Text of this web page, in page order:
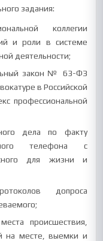
задания:
коллегии
и роли в системе
деятельности;
закон № 63-ФЗ
в Российской
профессиональной
дела по факту
телефона с
для жизни и
допроса
происшествия,
на месте, выемки и